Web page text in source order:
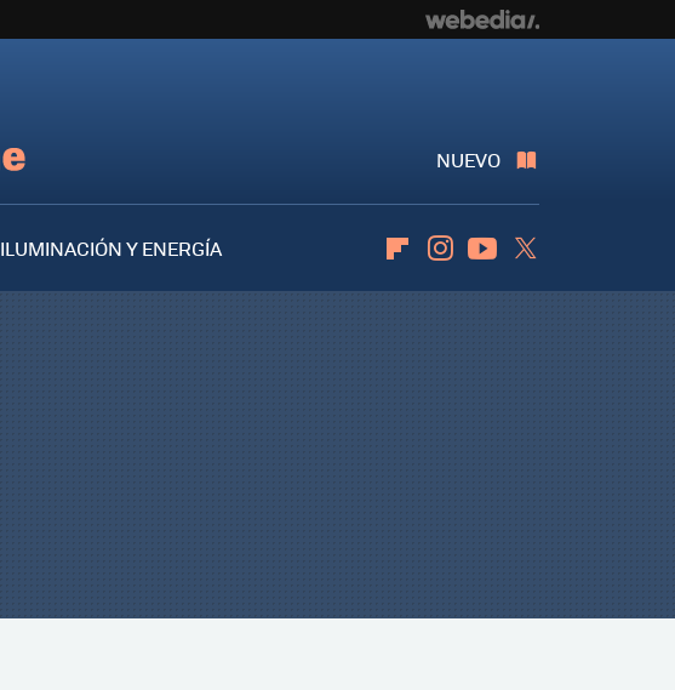
NUEVO
ILUMINACIÓN Y ENERGÍA
FlipboardInstagramYoutube